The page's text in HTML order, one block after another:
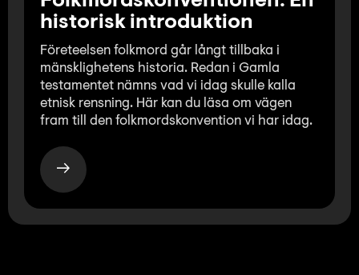
historisk introduktion
Företeelsen folkmord går långt tillbaka i
mänsklighetens historia. Redan i Gamla
testamentet nämns vad vi idag skulle kalla
etnisk rensning. Här kan du läsa om vägen
fram till den folkmordskonvention vi har idag.